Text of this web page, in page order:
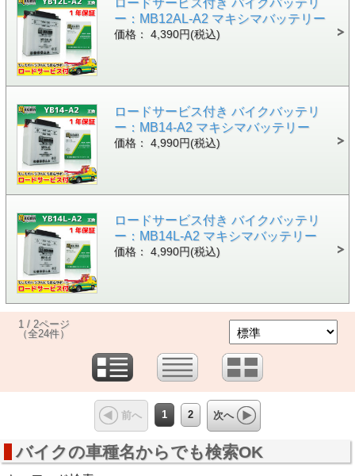
ロードサービス付き バイクバッテリ
ー：MB12AL-A2 マキシマバッテリー
価格： 4,390円(税込)
ロードサービス付き バイクバッテリ
ー：MB14-A2 マキシマバッテリー
価格： 4,990円(税込)
ロードサービス付き バイクバッテリ
ー：MB14L-A2 マキシマバッテリー
価格： 4,990円(税込)
1 / 2ページ
（全24件）
前へ 1 2 次へ
バイクの車種名からでも検索OK